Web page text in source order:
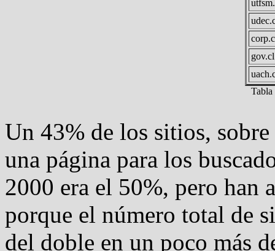
gov.cl
Tabla
Un 43% de los sitios,
una página para los
2000 era el 50%, pero han
porque el número total de
del doble en un poco más